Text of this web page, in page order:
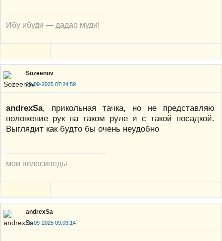
Ибу ибуди — дадао муди!
Sozeenov
28-09-2025 07:24:59
andrexSa, прикольная тачка, но не представляю
положение рук на таком руле и с такой посадкой.
Выглядит как будто бы очень неудобно
мои велосипеды
andrexSa
28-09-2025 09:03:14